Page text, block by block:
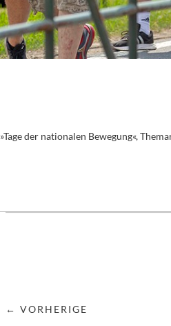
»Tage der nationalen Bewegung«,
← VORHERIGE